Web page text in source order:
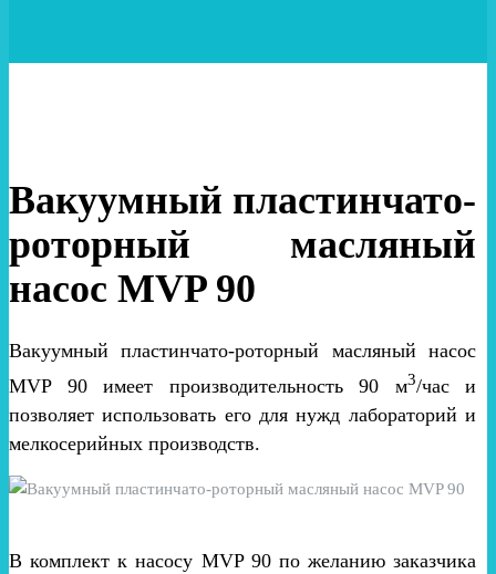
Вакуумный пластинчато-
роторный масляный
насос MVP 90
Вакуумный пластинчато-роторный масляный насос
MVP 90 имеет производительность 90 м3/час и
позволяет использовать его для нужд лабораторий и
мелкосерийных производств.
В комплект к насосу MVP 90 по желанию заказчика